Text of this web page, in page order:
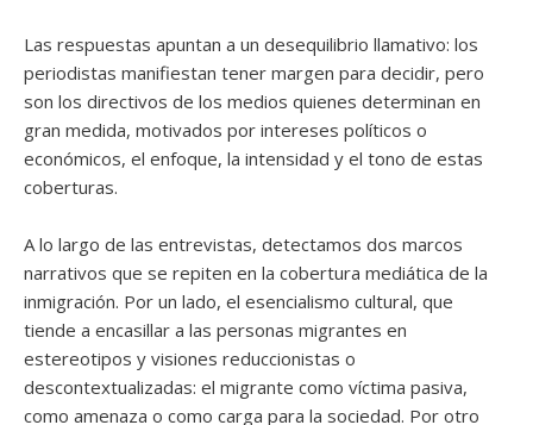
Las respuestas apuntan a un desequilibrio llamativo: los
periodistas manifiestan tener margen para decidir, pero
son los directivos de los medios quienes determinan en
gran medida, motivados por intereses políticos o
económicos, el enfoque, la intensidad y el tono de estas
coberturas.
A lo largo de las entrevistas, detectamos dos marcos
narrativos que se repiten en la cobertura mediática de la
inmigración. Por un lado, el esencialismo cultural, que
tiende a encasillar a las personas migrantes en
estereotipos y visiones reduccionistas o
descontextualizadas: el migrante como víctima pasiva,
como amenaza o como carga para la sociedad. Por otro